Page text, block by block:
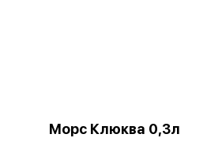
Морс Клюква 0,3л